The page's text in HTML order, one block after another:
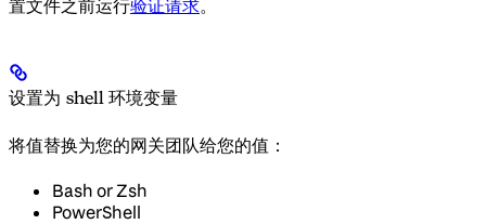
置文件之前运行验证请求。
设置为 shell 环境变量
将值替换为您的网关团队给您的值：
Bash or Zsh
PowerShell